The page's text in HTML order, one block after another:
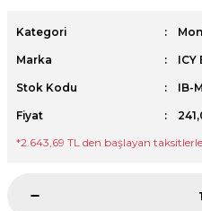
Kategori
Marka ICY
Stok Kodu IB-
Fiyat
*2.643,69 TL den başlayan